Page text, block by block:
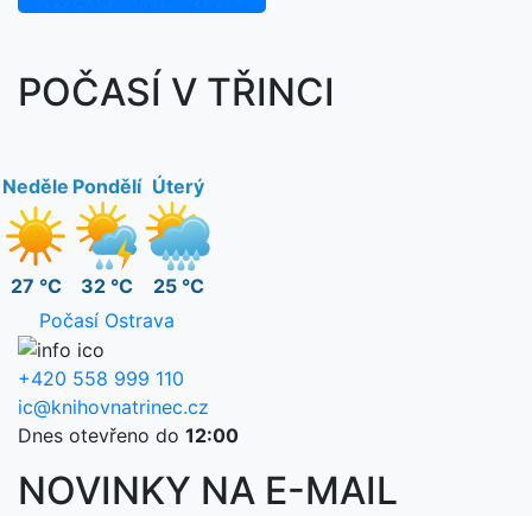
POČASÍ V TŘINCI
Neděle
27 °C
Pondělí
32 °C
Úterý
25 °C
Počasí Ostrava
+420 558 999 110
ic@knihovnatrinec.cz
Dnes otevřeno do 12:00
NOVINKY NA E-MAIL